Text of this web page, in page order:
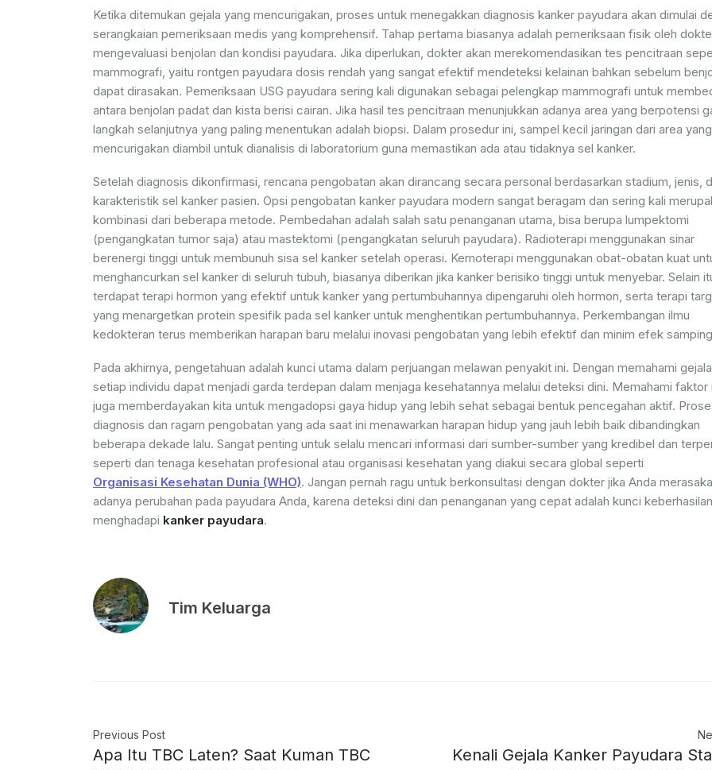
Ketika ditemukan gejala yang mencurigakan, proses untuk menegakkan diagnosis kanker payudara akan dimulai
serangkaian pemeriksaan medis yang komprehensif. Tahap pertama biasanya adalah pemeriksaan fisik oleh
mengevaluasi benjolan dan kondisi payudara. Jika diperlukan, dokter akan merekomendasikan tes pencitraan
mammografi, yaitu rontgen payudara dosis rendah yang sangat efektif mendeteksi kelainan bahkan sebelum
dapat dirasakan. Pemeriksaan USG payudara sering kali digunakan sebagai pelengkap mammografi untuk
antara benjolan padat dan kista berisi cairan. Jika hasil tes pencitraan menunjukkan adanya area yang berpotensi
langkah selanjutnya yang paling menentukan adalah biopsi. Dalam prosedur ini, sampel kecil jaringan dari area yang
mencurigakan diambil untuk dianalisis di laboratorium guna memastikan ada atau tidaknya sel kanker.
Setelah diagnosis dikonfirmasi, rencana pengobatan akan dirancang secara personal berdasarkan stadium, jenis,
karakteristik sel kanker pasien. Opsi pengobatan kanker payudara modern sangat beragam dan sering kali
kombinasi dari beberapa metode. Pembedahan adalah salah satu penanganan utama, bisa berupa lumpektomi
(pengangkatan tumor saja) atau mastektomi (pengangkatan seluruh payudara). Radioterapi menggunakan sinar
berenergi tinggi untuk membunuh sisa sel kanker setelah operasi. Kemoterapi menggunakan obat-obatan kuat
menghancurkan sel kanker di seluruh tubuh, biasanya diberikan jika kanker berisiko tinggi untuk menyebar. Selain
terdapat terapi hormon yang efektif untuk kanker yang pertumbuhannya dipengaruhi oleh hormon, serta terapi
yang menargetkan protein spesifik pada sel kanker untuk menghentikan pertumbuhannya. Perkembangan ilmu
kedokteran terus memberikan harapan baru melalui inovasi pengobatan yang lebih efektif dan minim efek
Pada akhirnya, pengetahuan adalah kunci utama dalam perjuangan melawan penyakit ini. Dengan memahami
setiap individu dapat menjadi garda terdepan dalam menjaga kesehatannya melalui deteksi dini. Memahami faktor
juga memberdayakan kita untuk mengadopsi gaya hidup yang lebih sehat sebagai bentuk pencegahan aktif.
diagnosis dan ragam pengobatan yang ada saat ini menawarkan harapan hidup yang jauh lebih baik dibandingkan
beberapa dekade lalu. Sangat penting untuk selalu mencari informasi dari sumber-sumber yang kredibel dan
seperti dari tenaga kesehatan profesional atau organisasi kesehatan yang diakui secara global seperti
Organisasi Kesehatan Dunia (WHO). Jangan pernah ragu untuk berkonsultasi dengan dokter jika Anda
adanya perubahan pada payudara Anda, karena deteksi dini dan penanganan yang cepat adalah kunci
menghadapi kanker payudara.
Tim Keluarga
Previous Post
Apa Itu TBC Laten? Saat Kuman TBC
Kenali Gejala Kanker Payudara